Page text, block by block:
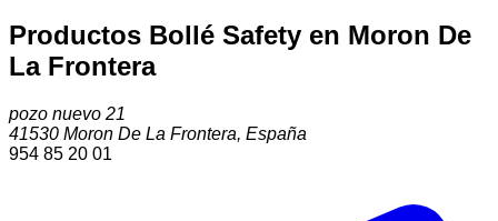
Productos Bollé Safety en Moron De
La Frontera
pozo nuevo 21
41530 Moron De La Frontera, España
954 85 20 01